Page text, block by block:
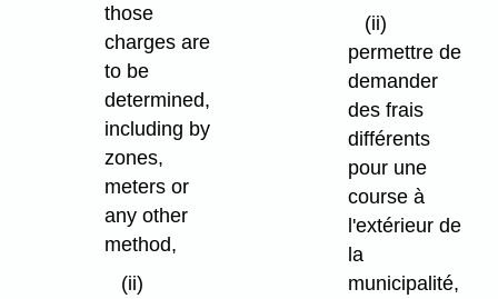
those
charges are
to be
determined,
including by
zones,
meters or
any other
method,
(ii)
(ii)
permettre de
demander
des frais
différents
pour une
course à
l'extérieur de
la
municipalité,